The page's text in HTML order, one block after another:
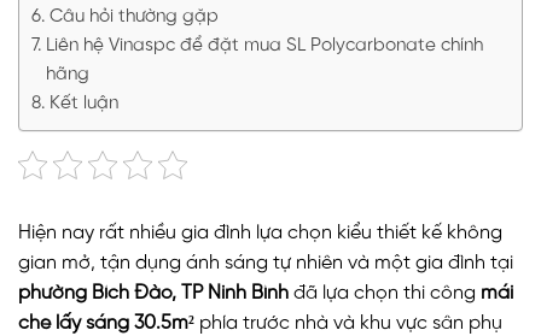
Câu hỏi thường gặp
Liên hệ Vinaspc để đặt mua SL Polycarbonate chính
hãng
Kết luận
Hiện nay rất nhiều gia đình lựa chọn kiểu thiết kế không
gian mở, tận dụng ánh sáng tự nhiên và một gia đình tại
phường Bích Đào, TP Ninh Bình đã lựa chọn thi công mái
che lấy sáng 30.5m² phía trước nhà và khu vực sân phụ